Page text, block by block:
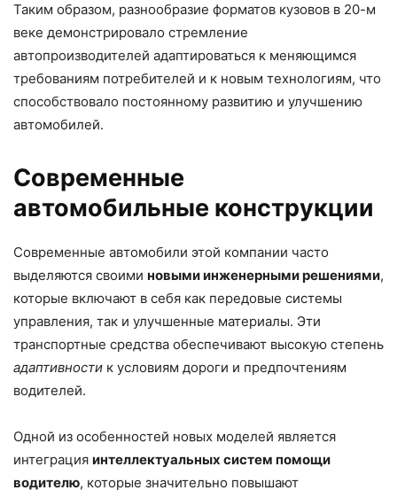
Таким образом, разнообразие форматов кузовов в 20-м
веке демонстрировало стремление
автопроизводителей адаптироваться к меняющимся
требованиям потребителей и к новым технологиям, что
способствовало постоянному развитию и улучшению
автомобилей.
Современные
автомобильные конструкции
Современные автомобили этой компании часто
выделяются своими новыми инженерными решениями,
которые включают в себя как передовые системы
управления, так и улучшенные материалы. Эти
транспортные средства обеспечивают высокую степень
адаптивности к условиям дороги и предпочтениям
водителей.
Одной из особенностей новых моделей является
интеграция интеллектуальных систем помощи
водителю, которые значительно повышают